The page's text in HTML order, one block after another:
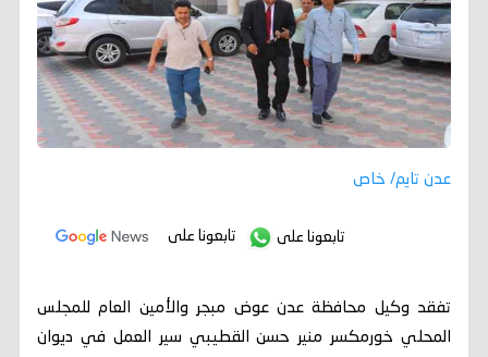
عدن تايم/ خاص
تابعونا على تابعونا على
تفقد وكيل محافظة عدن عوض مبجر والأمين العام للمجلس
المحلي خورمكسر منير حسن القطيبي سير العمل في ديوان